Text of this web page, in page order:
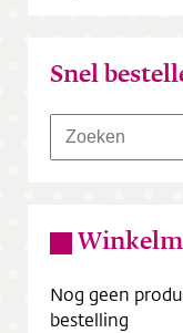
Verkooppunten
Bezorging
Contact
Snel
Nog geen
bestelling